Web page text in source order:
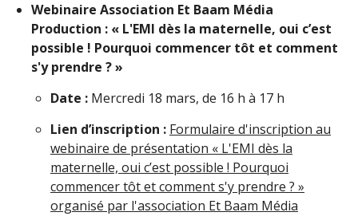
Webinaire Association Et Baam Média
Production : « L'EMI dès la maternelle, oui c’est
possible ! Pourquoi commencer tôt et comment
s'y prendre ? »
Date : Mercredi 18 mars, de 16 h à 17 h
Lien d’inscription : Formulaire d'inscription au
webinaire de présentation « L'EMI dès la
maternelle, oui c’est possible ! Pourquoi
commencer tôt et comment s'y prendre ? »
organisé par l'association Et Baam Média